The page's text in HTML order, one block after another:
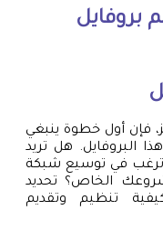
بروفايل
فإن أول خطوة ينبغي
البروفايل. هل تريد
ترغب في توسيع شبكة
الخاص؟ تحديد
تنظيم وتقديم